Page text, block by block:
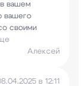
вашем
вашего
своими
Алексей
в 12:11